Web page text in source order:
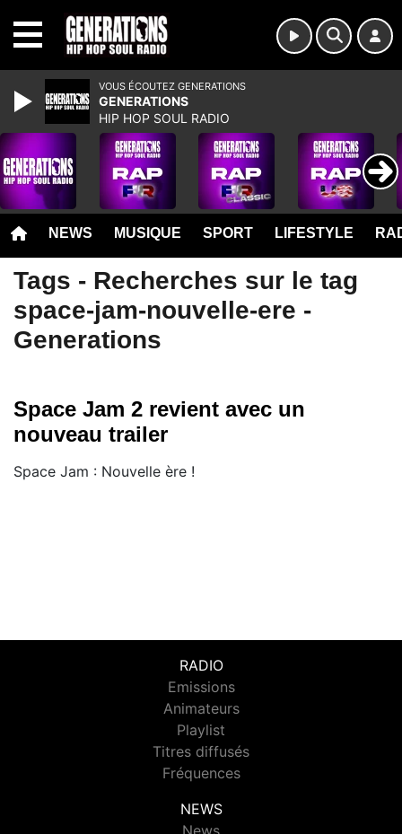
NEWS MUSIQUE SPORT LIFESTYLE
Tags - Recherches sur le tag
space-jam-nouvelle-ere -
Generations
Space Jam 2 revient avec un
nouveau trailer
Space Jam : Nouvelle ère !
RADIO
Emissions
Animateurs
Playlist
Titres diffusés
Fréquences
NEWS
VOUS ÉCOUTEZ GENERATIONS
GENERATIONS
HIP HOP SOUL RADIO